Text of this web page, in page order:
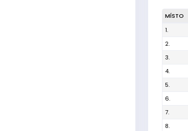
MÍSTO
1.
2.
3.
4.
5.
6.
7.
8.